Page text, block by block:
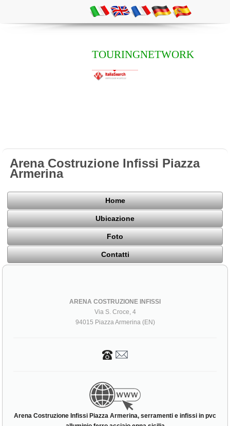
TOURINGNETWORK
Arena Costruzione Infissi Piazza
Armerina
Home
Ubicazione
Foto
Contatti
ARENA COSTRUZIONE INFISSI
Via S. Croce, 4
94015 Piazza Armerina (EN)
Arena Costruzione Infissi Piazza Armerina, serramenti e infissi in pvc